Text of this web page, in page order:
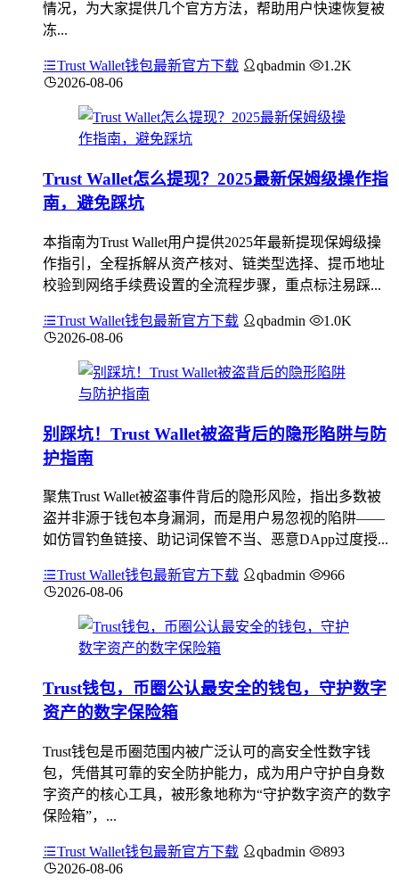
情况，为大家提供几个官方方法，帮助用户快速恢复被
冻...
Trust Wallet钱包最新官方下载 qbadmin
1.2K
2026-08-06
Trust Wallet怎么提现？2025最新保姆级操作指
南，避免踩坑
本指南为Trust Wallet用户提供2025年最新提现保姆级操
作指引，全程拆解从资产核对、链类型选择、提币地址
校验到网络手续费设置的全流程步骤，重点标注易踩...
Trust Wallet钱包最新官方下载 qbadmin
1.0K
2026-08-06
别踩坑！Trust Wallet被盗背后的隐形陷阱与防
护指南
聚焦Trust Wallet被盗事件背后的隐形风险，指出多数被
盗并非源于钱包本身漏洞，而是用户易忽视的陷阱——
如仿冒钓鱼链接、助记词保管不当、恶意DApp过度授...
Trust Wallet钱包最新官方下载 qbadmin
966
2026-08-06
Trust钱包，币圈公认最安全的钱包，守护数字
资产的数字保险箱
Trust钱包是币圈范围内被广泛认可的高安全性数字钱
包，凭借其可靠的安全防护能力，成为用户守护自身数
字资产的核心工具，被形象地称为“守护数字资产的数字
保险箱”，...
Trust Wallet钱包最新官方下载 qbadmin
893
2026-08-06